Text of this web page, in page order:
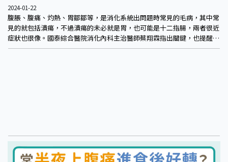
2024-01-22
腹脹、腹痛、灼熱、胃鄒鄒等，是消化系統出問題時常見的毛病，其中常
見的就包括潰瘍，不過潰瘍的未必就是胃，也可能是十二指腸，兩者很近
症狀也很像。國泰綜合醫院消化內科主治醫師蔡翔霖指出關鍵，也提醒相
關症狀近早檢查改善。